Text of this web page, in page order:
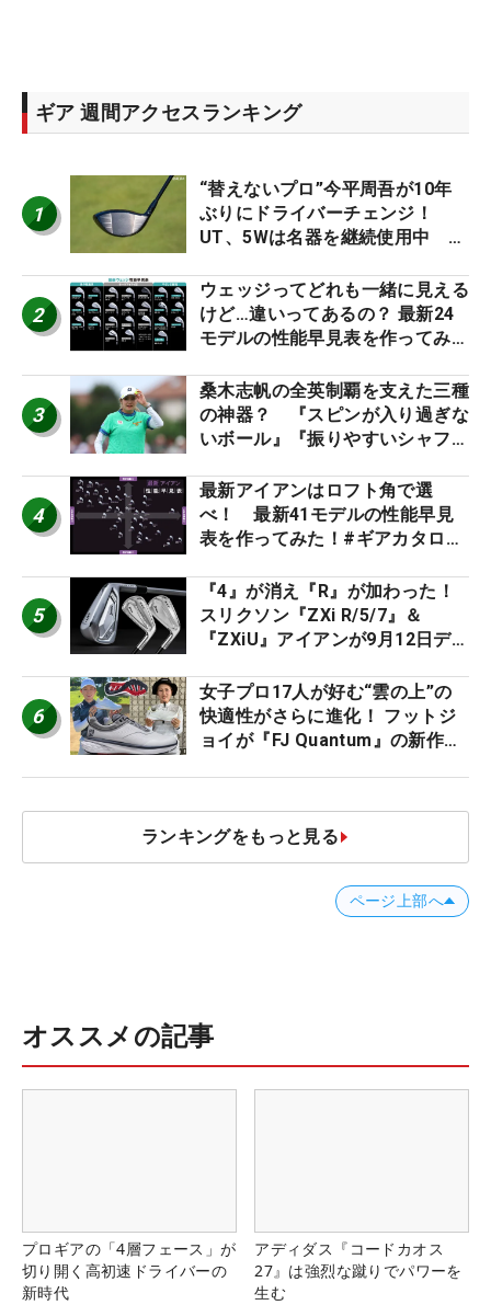
ギア 週間アクセスランキング
1
“替えないプロ”今平周吾が10年
ぶりにドライバーチェンジ！
UT、5Wは名器を継続使用中 #
2
ウェッジってどれも一緒に見える
けど…違いってあるの？ 最新24
モデルの性能早見表を作ってみ
3
桑木志帆の全英制覇を支えた三種
の神器？ 『スピンが入り過ぎな
いボール』『振りやすいシャフ
ー』 #女子プロセッティング
4
最新アイアンはロフト角で選
べ！ 最新41モデルの性能早見
表を作ってみた！#ギアカタログ
5
『4』が消え『R』が加わった！
スリクソン『ZXi R/5/7』＆
『ZXiU』アイアンが9月12日デ
6
女子プロ17人が好む“雲の上”の
快適性がさらに進化！ フットジ
ョイが『FJ Quantum』の新作を
ランキングをもっと見る
ページ上部へ
オススメの記事
プロギアの「4層フェース」が
切り開く高初速ドライバーの
新時代
アディダス『コードカオス
27』は強烈な蹴りでパワーを
生む